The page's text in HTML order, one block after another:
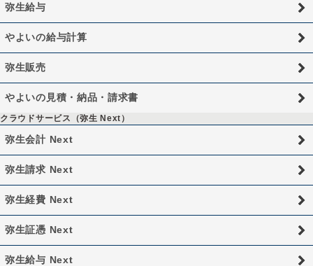
弥生給与
やよいの給与計算
弥生販売
やよいの見積・納品・請求書
クラウドサービス（弥生 Next）
弥生会計 Next
弥生請求 Next
弥生経費 Next
弥生証憑 Next
弥生給与 Next